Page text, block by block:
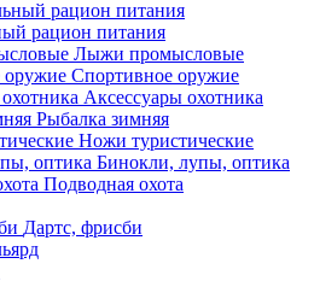
рацион питания
Лыжи промысловые
Спортивное оружие
Аксессуары охотника
Рыбалка зимняя
Ножи туристические
Бинокли, лупы, оптика
Подводная охота
Дартс, фрисби